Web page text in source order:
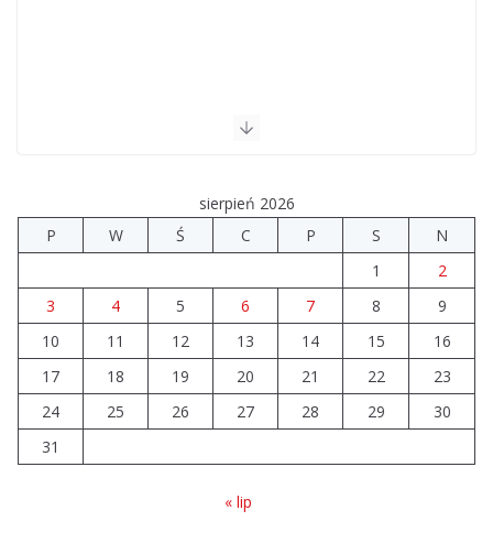
sierpień 2026
P
W Ś C P S
N
1
2
3
4 5 6 7 8
9
10
11 12 13 14 15
16
17
18 19 20 21 22
23
24
25 26 27 28 29
30
31
« lip